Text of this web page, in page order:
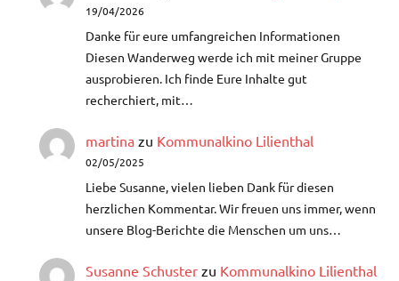
19/04/2026
Danke für eure umfangreichen Informationen
Diesen Wanderweg werde ich mit meiner Gruppe
ausprobieren. Ich finde Eure Inhalte gut
recherchiert, mit…
martina zu Kommunalkino Lilienthal
02/05/2025
Liebe Susanne, vielen lieben Dank für diesen
herzlichen Kommentar. Wir freuen uns immer, wenn
unsere Blog-Berichte die Menschen um uns…
Susanne Schuster zu Kommunalkino Lilienthal